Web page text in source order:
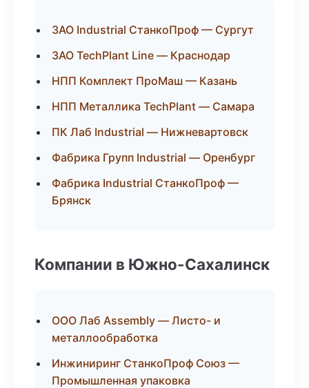
ЗАО Industrial СтанкоПроф — Сургут
ЗАО TechPlant Line — Краснодар
НПП Комплект ПроМаш — Казань
НПП Металлика TechPlant — Самара
ПК Лаб Industrial — Нижневартовск
Фабрика Групп Industrial — Оренбург
Фабрика Industrial СтанкоПроф —
Брянск
Компании в Южно-Сахалинск
ООО Лаб Assembly — Листо- и
металлообработка
Инжиниринг СтанкоПроф Союз —
Промышленная упаковка